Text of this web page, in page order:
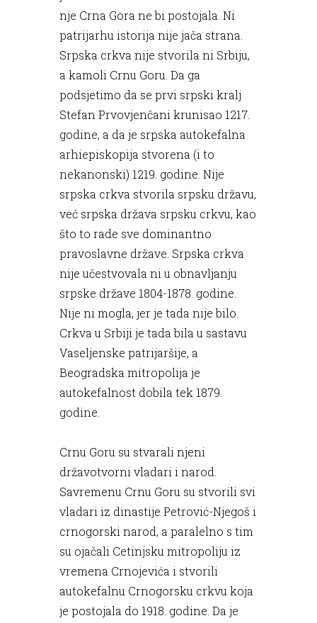
nje Crna Gora ne bi postojala. Ni
patrijarhu istorija nije jača strana.
Srpska crkva nije stvorila ni Srbiju,
a kamoli Crnu Goru. Da ga
podsjetimo da se prvi srpski kralj
Stefan Prvovjenčani krunisao 1217.
godine, a da je srpska autokefalna
arhiepiskopija stvorena (i to
nekanonski) 1219. godine. Nije
srpska crkva stvorila srpsku državu,
već srpska država srpsku crkvu, kao
što to rade sve dominantno
pravoslavne države. Srpska crkva
nije učestvovala ni u obnavljanju
srpske države 1804-1878. godine.
Nije ni mogla, jer je tada nije bilo.
Crkva u Srbiji je tada bila u sastavu
Vaseljenske patrijaršije, a
Beogradska mitropolija je
autokefalnost dobila tek 1879.
godine.
Crnu Goru su stvarali njeni
državotvorni vladari i narod.
Savremenu Crnu Goru su stvorili svi
vladari iz dinastije Petrović-Njegoš i
crnogorski narod, a paralelno s tim
su ojačali Cetinjsku mitropoliju iz
vremena Crnojevića i stvorili
autokefalnu Crnogorsku crkvu koja
je postojala do 1918. godine. Da je